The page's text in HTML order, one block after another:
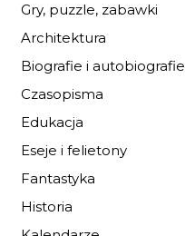
Gry, puzzle, zabawki
Architektura
Biografie i autobiografie
Czasopisma
Edukacja
Eseje i felietony
Fantastyka
Historia